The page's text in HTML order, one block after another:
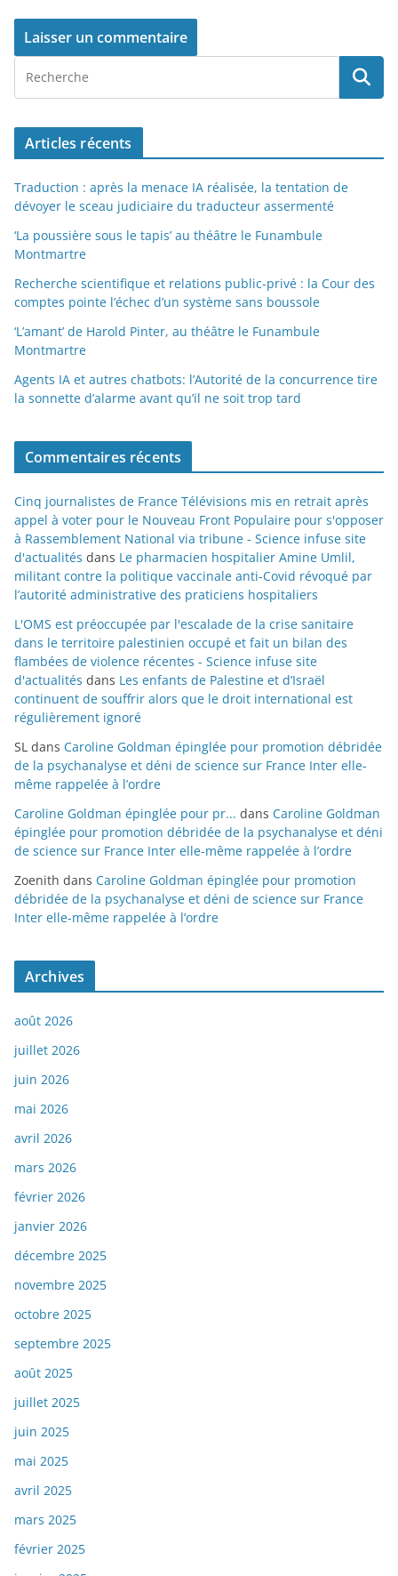
Articles récents
Traduction : après la menace IA réalisée, la tentation de
dévoyer le sceau judiciaire du traducteur assermenté
‘La poussière sous le tapis’ au théâtre le Funambule
Montmartre
Recherche scientifique et relations public-privé : la Cour des
comptes pointe l’échec d’un système sans boussole
‘L’amant’ de Harold Pinter, au théâtre le Funambule
Montmartre
Agents IA et autres chatbots: l’Autorité de la concurrence tire
la sonnette d’alarme avant qu’il ne soit trop tard
Commentaires récents
Cinq journalistes de France Télévisions mis en retrait après
appel à voter pour le Nouveau Front Populaire pour s'opposer
à Rassemblement National via tribune - Science infuse site
d'actualités dans Le pharmacien hospitalier Amine Umlil,
militant contre la politique vaccinale anti-Covid révoqué par
l’autorité administrative des praticiens hospitaliers
L'OMS est préoccupée par l'escalade de la crise sanitaire
dans le territoire palestinien occupé et fait un bilan des
flambées de violence récentes - Science infuse site
d'actualités dans Les enfants de Palestine et d’Israël
continuent de souffrir alors que le droit international est
régulièrement ignoré
SL dans Caroline Goldman épinglée pour promotion débridée
de la psychanalyse et déni de science sur France Inter elle-
même rappelée à l’ordre
Caroline Goldman épinglée pour pr... dans Caroline Goldman
épinglée pour promotion débridée de la psychanalyse et déni
de science sur France Inter elle-même rappelée à l’ordre
Zoenith dans Caroline Goldman épinglée pour promotion
débridée de la psychanalyse et déni de science sur France
Inter elle-même rappelée à l’ordre
Archives
août 2026
juillet 2026
juin 2026
mai 2026
avril 2026
mars 2026
février 2026
janvier 2026
décembre 2025
novembre 2025
octobre 2025
septembre 2025
août 2025
juillet 2025
juin 2025
mai 2025
avril 2025
mars 2025
février 2025